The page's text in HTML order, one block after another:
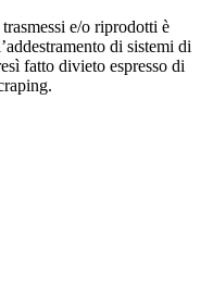
e/o riprodotti è
di sistemi di
fatto divieto espresso di